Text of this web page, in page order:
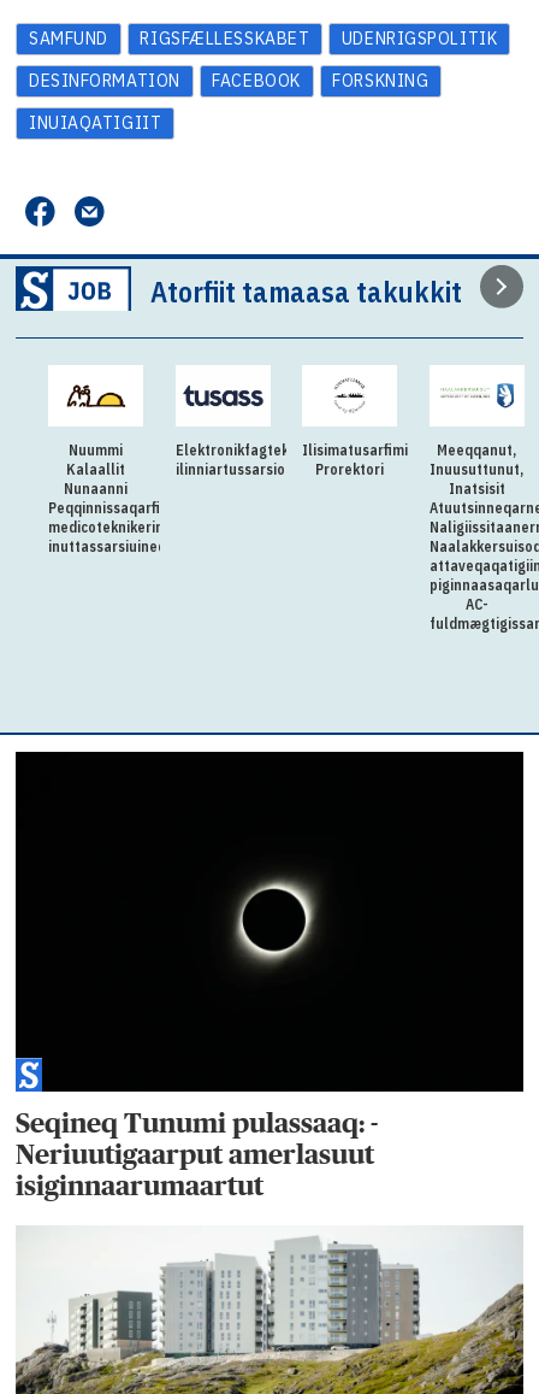
SAMFUND RIGSFÆLLESSKABET
UDENRIGSPOLITIK
DESINFORMATION
FACEBOOK
FORSKNING
INUIAQATIGIIT
Atorfiit tamaasa takukkit
Nuummi
Kalaallit
Nunaanni
Peqqinnissaqarfimmut
medicoteknikerimik
inuttassarsiuineq
Elektronikfagteknikeritut
ilinniartussarsiorpugut
Ilisimatusarfimi
Prorektori
Meeqqanut,
Inuusuttunut,
Inatsisit
AC-
Seqineq Tunumi pulassaaq: -
Neriuutigaarput amerlasuut
isiginnaarumaartut